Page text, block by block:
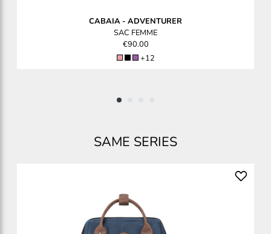
CABAIA- ADVENTURER
SAC FEMME
€90.00
+12
SAME SERIES